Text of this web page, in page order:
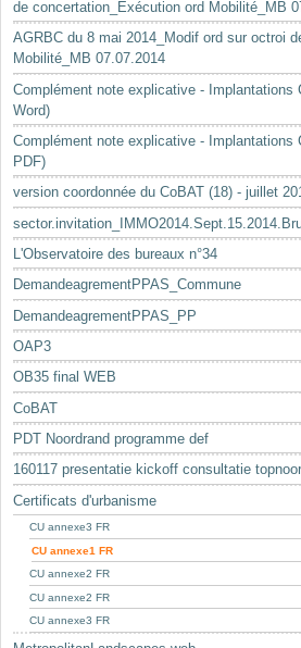
de concertation_Exécution ord Mobilité_MB
AGRBC du 8 mai 2014_Modif ord sur octroi
Mobilité_MB 07.07.2014
Complément note explicative - Implantations
Word)
Complément note explicative - Implantations
PDF)
version coordonnée du CoBAT (18) - juillet
L'Observatoire des bureaux n°34
DemandeagrementPPAS_Commune
DemandeagrementPPAS_PP
OAP3
OB35 final WEB
CoBAT
PDT Noordrand programme def
160117 presentatie kickoff consultatie
Certificats d'urbanisme
CU annexe3 FR
CU annexe1 FR
CU annexe2 FR
CU annexe2 FR
CU annexe3 FR